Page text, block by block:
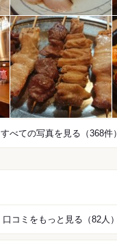
すべての写真を見る（368件）
口コミをもっと見る（82人）